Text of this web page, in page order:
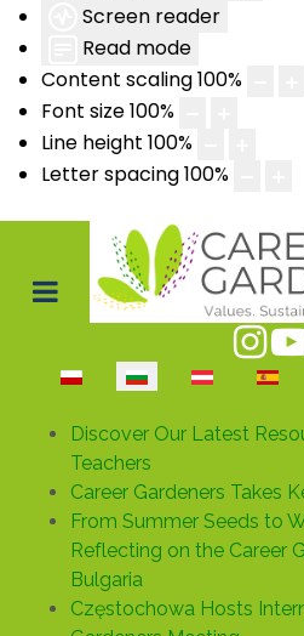
Screen reader
Read mode
Content scaling100%
Font size100%
Line height 100%
Letter spacing100%
Изберете език
Discover Our Latest
Teachers
Career Gardeners Takes
From Summer Seeds to
Reflecting on the Career
Bulgaria
Częstochowa Hosts